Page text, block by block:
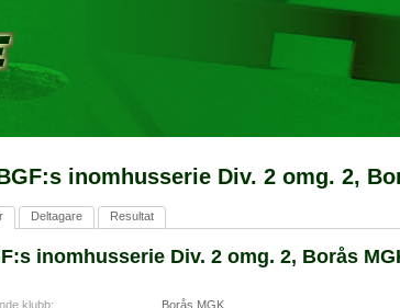
inomhusserie Div. 2 omg. 2,
Deltagare Resultat
inomhusserie Div. 2 omg. 2, Borås
klubb: Borås MGK